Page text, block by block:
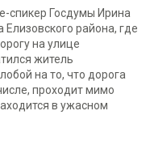
спикер Госдумы Ирина
района, где
на улице
житель
на то, что дорога
проходит мимо
в ужасном